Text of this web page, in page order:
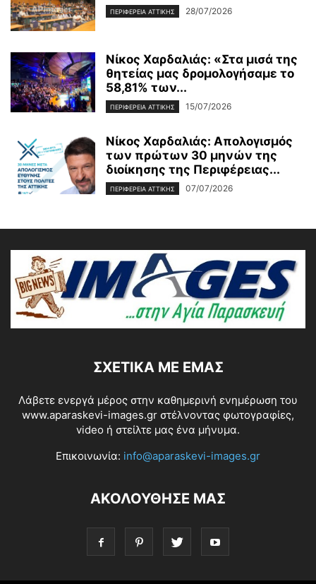
ΠΕΡΙΦΕΡΕΙΑ ΑΤΤΙΚΗΣ 28/07/2026
Νίκος Χαρδαλιάς: «Στα μισά της
θητείας μας δρομολογήσαμε το
58,81% των...
ΠΕΡΙΦΕΡΕΙΑ ΑΤΤΙΚΗΣ 15/07/2026
Νίκος Χαρδαλιάς: Απολογισμός
των πρώτων 30 μηνών της
διοίκησης της Περιφέρειας...
ΠΕΡΙΦΕΡΕΙΑ ΑΤΤΙΚΗΣ 07/07/2026
ΣΧΕΤΙΚΆ ΜΕ ΕΜΆΣ
Λάβετε ενεργά μέρος στην καθημερινή ενημέρωση του
www.aparaskevi-images.gr στέλνοντας φωτογραφίες,
video ή στείλτε μας ένα μήνυμα.
Επικοινωνία: info@aparaskevi-images.gr
ΑΚΟΛΟΥΘΗΣΕ ΜΑΣ